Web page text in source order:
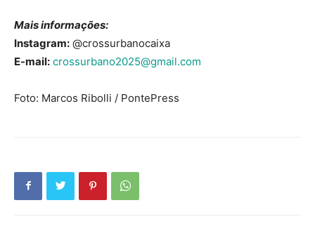
Mais informações:
Instagram: @crossurbanocaixa
E-mail: crossurbano2025@gmail.com
Foto: Marcos Ribolli / PontePress